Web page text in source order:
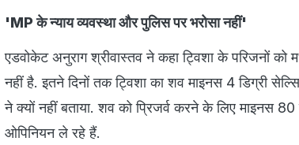
'MP के न्याय व्यवस्था और पुलिस पर भरोसा नहीं'
एडवोकेट अनुराग श्रीवास्तव ने कहा ट्विशा के परिजनों को
नहीं है. इतने दिनों तक ट्विशा का शव माइनस 4 डिग्री
ने क्यों नहीं बताया. शव को प्रिजर्व करने के लिए माइनस
ओपिनियन ले रहे हैं.